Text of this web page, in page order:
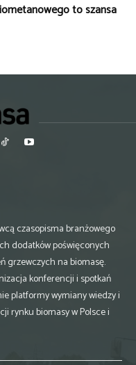
to szansa
czasopisma branżowego
dodatków poświęconych
grzewczych na biomasę.
konferencji i spotkań
platformy wymiany wiedzy i
rynku biomasy w Polsce i